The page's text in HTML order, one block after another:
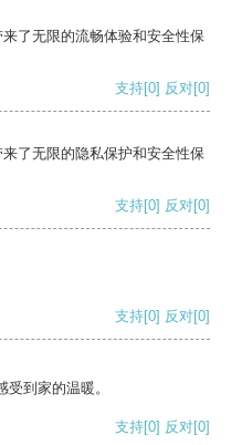
了无限的流畅体验和安全性保
支持[0] 反对[0]
了无限的隐私保护和安全性保
支持[0] 反对[0]
支持[0] 反对[0]
到家的温暖。
支持[0] 反对[0]